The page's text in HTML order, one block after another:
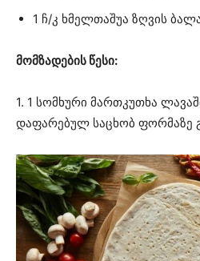
1 ჩ/კ ხმელთაშუა ზღვის
მომზადების წესი:
1. 1 სომხური მართკუთხა
დაფარებულ საცხობ ფორმაზე